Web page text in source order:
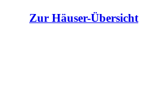
Zur Häuser-Übersicht